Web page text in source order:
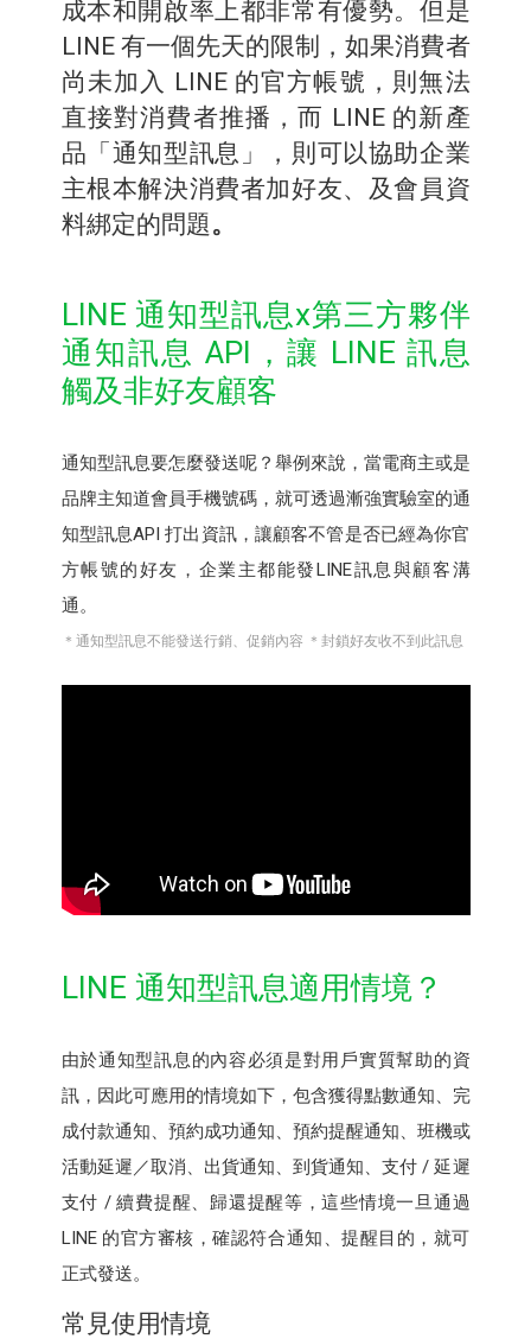
成本和開啟率上都非常有優勢。但是
LINE 有一個先天的限制，如果消費者
尚未加入 LINE 的官方帳號，則無法
直接對消費者推播，而 LINE 的新產
品「通知型訊息」，則可以協助企業
主根本解決消費者加好友、及會員資
料綁定的問題。
LINE 通知型訊息x第三方夥伴
通知訊息 API，讓 LINE 訊息
觸及非好友顧客
通知型訊息要怎麼發送呢？舉例來說，當電商主或是
品牌主知道會員手機號碼，就可透過漸強實驗室的通
知型訊息API 打出資訊，讓顧客不管是否已經為你官
方帳號的好友，企業主都能發LINE訊息與顧客溝
通。
＊通知型訊息不能發送行銷、促銷內容 ＊封鎖好友收不到此訊息
LINE 通知型訊息適用情境？
由於通知型訊息的內容必須是對用戶實質幫助的資
訊，因此可應用的情境如下，包含獲得點數通知、完
成付款通知、預約成功通知、預約提醒通知、班機或
活動延遲／取消、出貨通知、到貨通知、支付 / 延遲
支付 / 續費提醒、歸還提醒等，這些情境一旦通過
LINE 的官方審核，確認符合通知、提醒目的，就可
正式發送。
常見使用情境